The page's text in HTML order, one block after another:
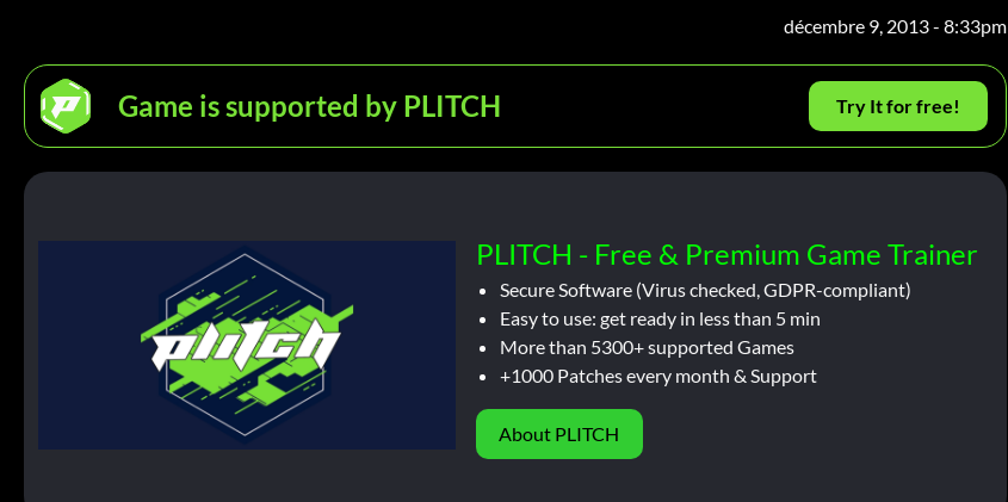
décembre 9, 2013 - 8:33pm
Game is supported by PLITCH Try It for free!
PLITCH - Free & Premium Game Trainer
Secure Software (Virus checked, GDPR-compliant)
Easy to use: get ready in less than 5 min
More than 5300+ supported Games
+1000 Patches every month & Support
About PLITCH